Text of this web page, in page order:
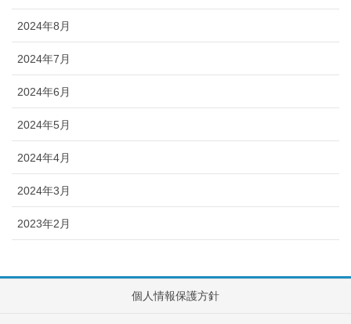
2024年8月
2024年7月
2024年6月
2024年5月
2024年4月
2024年3月
2023年2月
個人情報保護方針